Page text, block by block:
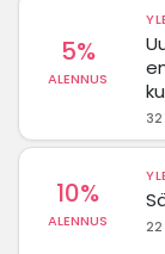
5%
ALENNUS
10%
ALENNUS